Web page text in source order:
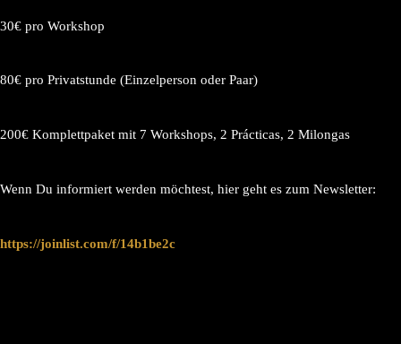
30€ pro Workshop
80€ pro Privatstunde (Einzelperson oder Paar)
200€ Komplettpaket mit 7 Workshops, 2 Prácticas, 2 Milongas
Wenn Du informiert werden möchtest, hier geht es zum Newsletter:
https://joinlist.com/f/14b1be2c